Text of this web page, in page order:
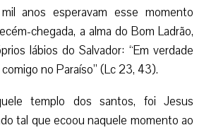
anos esperavam esse momento
chegada, a alma do Bom Ladrão,
lábios do Salvador: “Em verdade
no Paraíso” (Lc 23, 43).
templo dos santos, foi Jesus
tal que ecoou naquele momento ao